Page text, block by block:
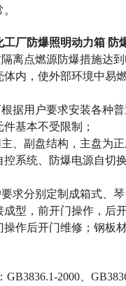
工厂防爆照明动力箱 防
离点燃源防爆措施达
体内，使外部环境中易
据用户要求安装各种
件基本不受限制；
、副盘结构，主盘为
控系统、防爆电源自切
求分别定制成箱式、
成型，前开门操作，后
操作后开门维修；钢板
2000、